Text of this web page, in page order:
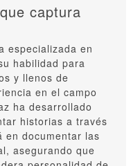
captura
especializada en
habilidad para
y llenos de
en el campo
ha desarrollado
historias a través
en documentar las
asegurando que